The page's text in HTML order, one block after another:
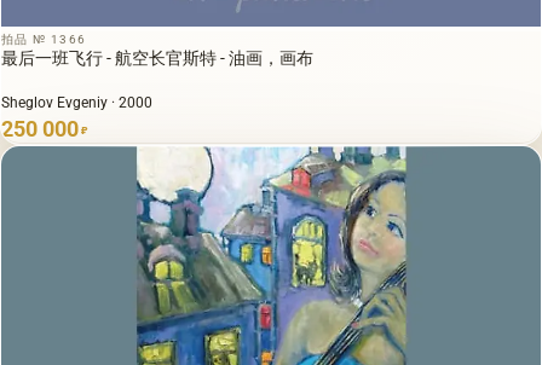
拍品 № 1366
最后一班飞行 - 航空长官斯特 - 油画，画布
Sheglov Evgeniy · 2000
250 000 ₽